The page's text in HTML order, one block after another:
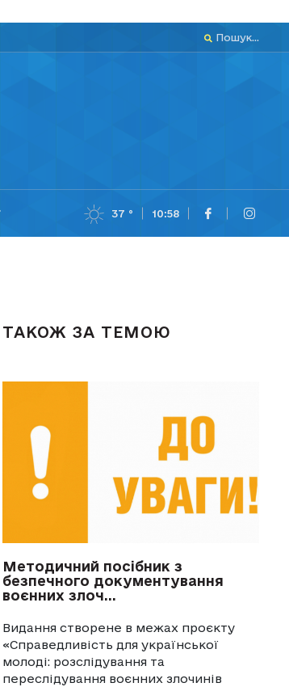
Пошук...
37 ° 10:58
ТАКОЖ ЗА ТЕМОЮ
Методичний посібник з
безпечного документування
воєнних злоч...
Видання створене в межах проєкту
«Справедливість для української
молоді: розслідування та
переслідування воєнних злочинів